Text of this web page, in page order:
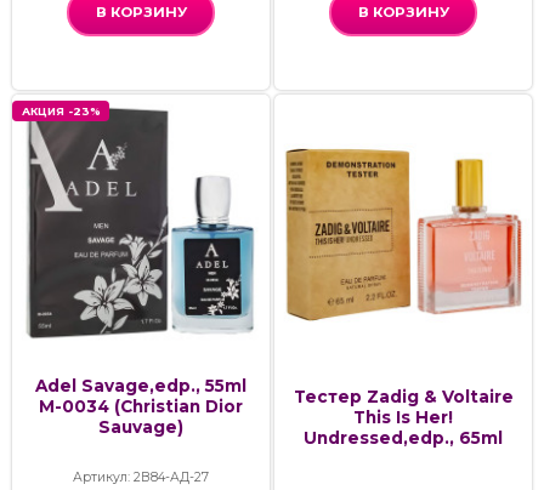
В КОРЗИНУ В КОРЗИНУ
АКЦИЯ -23%
Adel Savage,edp., 55ml
M-0034 (Christian Dior
Sauvage)
Артикул: 2В84-АД-27
Тестер Zadig & Voltaire
This Is Her!
Undressed,edp., 65ml